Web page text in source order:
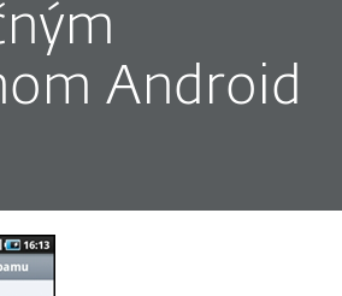
Android